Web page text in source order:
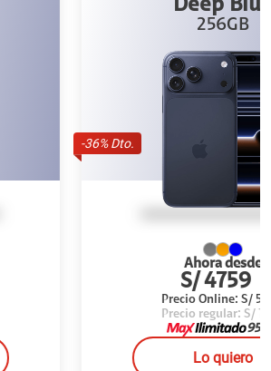
S/ 5099
S/ 7389
95.90
Lo quiero